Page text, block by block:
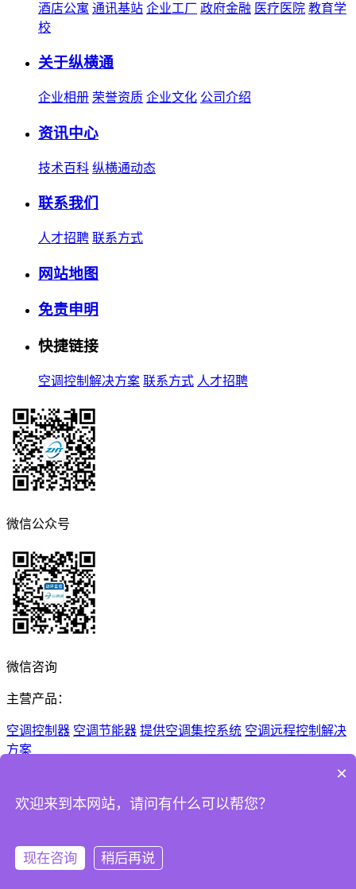
酒店公寓 通讯基站 企业工厂 政府金融 医疗医院 教育学
校
关于纵横通
企业相册 荣誉资质 企业文化 公司介绍
资讯中心
技术百科 纵横通动态
联系我们
人才招聘 联系方式
网站地图
免责申明
快捷链接
空调控制解决方案 联系方式 人才招聘
微信公众号
微信咨询
主营产品：
空调控制器 空调节能器 提供空调集控系统 空调远程控制解决
方案
Reserved
免责声明 网站地图
×
欢迎来到本网站，请问有什么可以帮您？
现在咨询 稍后再说